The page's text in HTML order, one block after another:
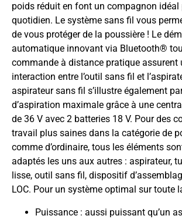
poids réduit en font un compagnon idéal
quotidien. Le système sans fil vous
de vous protéger de la poussière ! Le
automatique innovant via Bluetooth®
commande à distance pratique assurent
interaction entre l’outil sans fil et
aspirateur sans fil s’illustre également
d’aspiration maximale grâce à une
de 36 V avec 2 batteries 18 V. Pour des
travail plus saines dans la catégorie de
comme d’ordinaire, tous les éléments
adaptés les uns aux autres : aspirateur,
lisse, outil sans fil, dispositif
LOC. Pour un système optimal sur toute
Puissance : aussi puissant qu’un